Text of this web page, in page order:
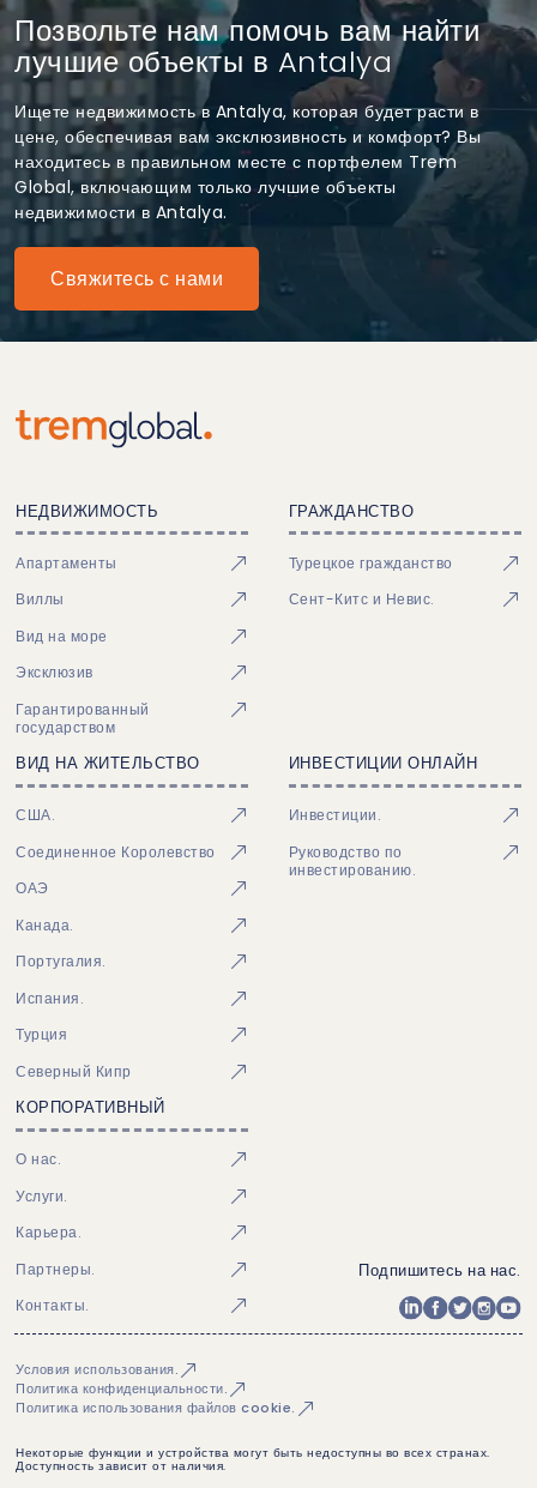
Позвольте нам помочь вам найти
лучшие объекты в Antalya
Ищете недвижимость в Antalya, которая будет расти в
цене, обеспечивая вам эксклюзивность и комфорт? Вы
находитесь в правильном месте с портфелем Trem
Global, включающим только лучшие объекты
недвижимости в Antalya.
Свяжитесь с нами
НЕДВИЖИМОСТЬ
Апартаменты
Виллы
Вид на море
Эксклюзив
Гарантированный
государством
ГРАЖДАНСТВО
Турецкое гражданство
Сент-Китс и Невис.
ВИД НА ЖИТЕЛЬСТВО
США.
Соединенное Королевство
ОАЭ
Канада.
Португалия.
Испания.
Турция
Северный Кипр
ИНВЕСТИЦИИ ОНЛАЙН
Инвестиции.
Руководство по
инвестированию.
КОРПОРАТИВНЫЙ
О нас.
Услуги.
Карьера.
Партнеры.
Контакты.
Подпишитесь на нас.
Условия использования.
Политика конфиденциальности.
Политика использования файлов cookie.
Некоторые функции и устройства могут быть недоступны во всех странах.
Доступность зависит от наличия.